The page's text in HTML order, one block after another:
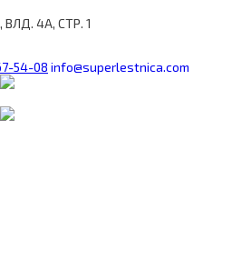
4А, СТР. 1
54-08 info@superlestnica.com